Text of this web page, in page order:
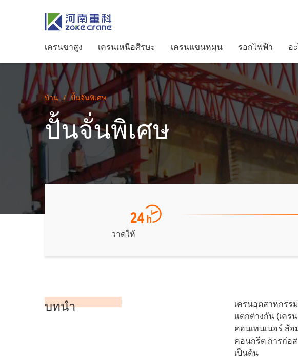
เครนขาสูง เครนเหนือศีรษะ เครนแขนหมุน รอกไฟฟ้า อ
บ้าน / ปั้นจั่นพิเศษ
ปั้นจั่นพิเศษ
วาดให้
บทนำ
เครนอุตสาหกรร
แตกต่างกัน (เคร
คอนเทนเนอร์ ส้
คอนกรีต การก่อ
เป็นต้น